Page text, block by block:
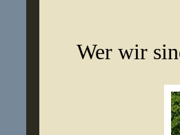
Wer wir